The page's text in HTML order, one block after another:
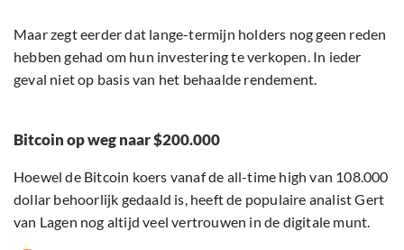
Maar zegt eerder dat lange-termijn holders nog geen reden
hebben gehad om hun investering te verkopen. In ieder
geval niet op basis van het behaalde rendement.
Bitcoin op weg naar $200.000
Hoewel de Bitcoin koers vanaf de all-time high van 108.000
dollar behoorlijk gedaald is, heeft de populaire analist Gert
van Lagen nog altijd veel vertrouwen in de digitale munt.